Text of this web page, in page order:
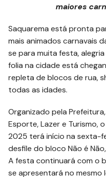
maiores
Saquarema está pronta
mais animados carnavais
se para muita festa,
folia na cidade está
repleta de blocos de rua,
todas as idades.
Organizado pela
Esporte, Lazer e Turismo,
2025 terá início na sexta-
desfile do bloco Não é
A festa continuará com o
se apresentará no mesmo